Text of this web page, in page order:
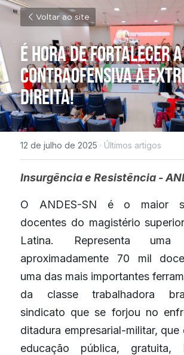
Voltar ao site
É hora de fortalecer a
contraofensiva à
direita!
12 de julho de 2025 · Últimos artigos
Insurgência e Resistência -
O ANDES-SN é o maior
docentes do magistério
Latina. Representa
aproximadamente 70 mil
uma das mais importantes
da classe trabalhadora
sindicato que se forjou no
ditadura empresarial-militar, que
educação pública,